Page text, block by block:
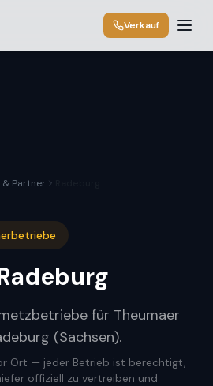
Verkauf
Partner
für Theumaer
(Sachsen).
Ort — jeder Betrieb ist berechtigt,
offiziell zu vertreiben und